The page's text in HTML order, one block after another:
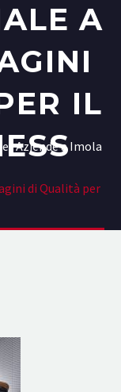
A
IL
Aziende a Imola
di Qualità per